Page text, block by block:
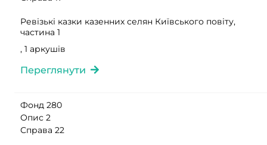
Ревізькі казки казенних селян Київського повіту,
частина 1
, 1 аркушів
Переглянути
Фонд 280
Опис 2
Справа 22